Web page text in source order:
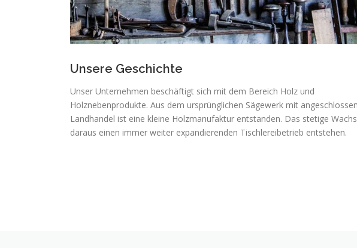
Unsere Geschichte
Unser Unternehmen beschäftigt sich mit dem Bereich Holz und
Holznebenprodukte. Aus dem ursprünglichen Sägewerk mit
Landhandel ist eine kleine Holzmanufaktur entstanden. Das stetige
daraus einen immer weiter expandierenden Tischlereibetrieb entstehen.